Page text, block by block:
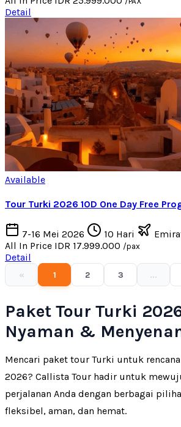
Detail
Available
Tour Turki 2026 10D One Day Free
7-16 Mei 2026 10 Hari
All In Price IDR 17.999.000 /pax
Detail
« 1 2 3 ...
Paket Tour Turki
Nyaman &
Mencari paket tour Turki untuk
2026? Callista Tour hadir untuk
perjalanan Anda dengan berbagai
fleksibel, aman, dan hemat.